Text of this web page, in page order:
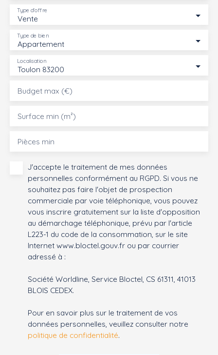
Vente
Type d'offre
Appartement
Type de bien
Toulon 83200
Localisation
Budget max (€)
Surface min (m²)
Pièces min
J'accepte le traitement de mes données
personnelles conformément au RGPD. Si vous ne
souhaitez pas faire l'objet de prospection
commerciale par voie téléphonique, vous pouvez
vous inscrire gratuitement sur la liste d'opposition
au démarchage téléphonique, prévu par l'article
L223-1 du code de la consommation, sur le site
Internet www.bloctel.gouv.fr ou par courrier
adressé à :
Société Worldline, Service Bloctel, CS 61311, 41013
BLOIS CEDEX.
Pour en savoir plus sur le traitement de vos
données personnelles, veuillez consulter notre
politique de confidentialité.